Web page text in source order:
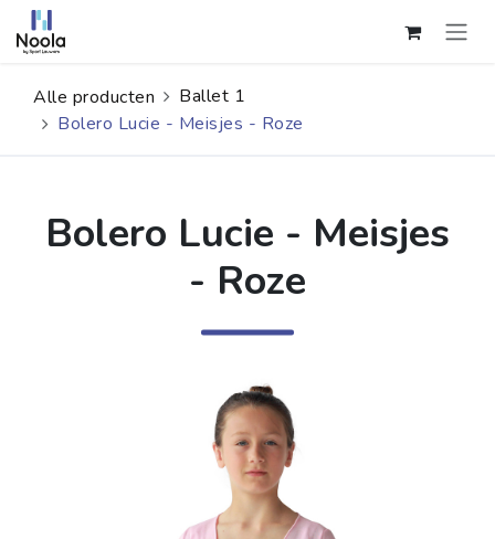
Overslaan naar inhoud
Alle producten
Ballet 1
Bolero Lucie - Meisjes - Roze
Bolero Lucie - Meisjes
- Roze